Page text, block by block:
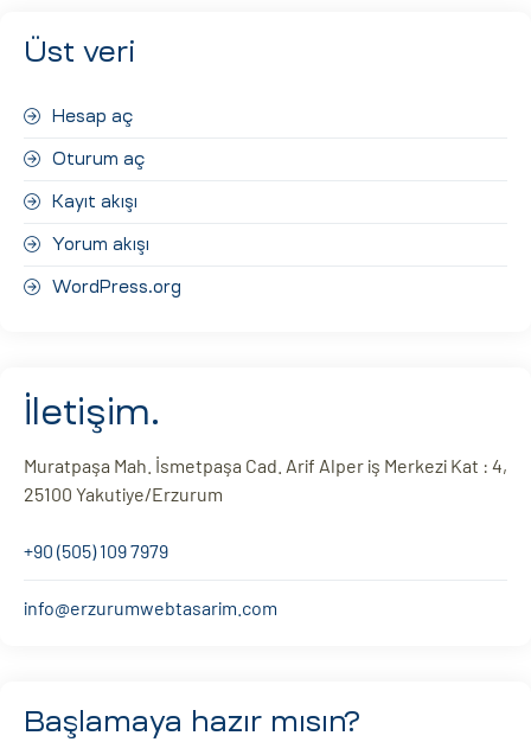
Üst veri
Hesap aç
Oturum aç
Kayıt akışı
Yorum akışı
WordPress.org
İletişim.
Muratpaşa Mah. İsmetpaşa Cad. Arif Alper iş Merkezi Kat : 4,
25100 Yakutiye/Erzurum
+90 (505) 109 7979
info@erzurumwebtasarim.com
Başlamaya hazır mısın?